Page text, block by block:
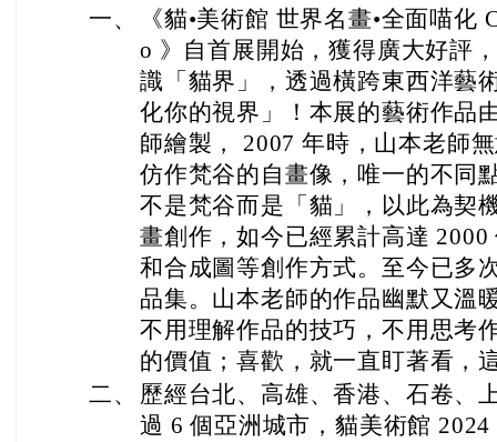
一、
《貓•美術館 世界名畫•全面喵化
o 》自首展開始，獲得廣大好評
識「貓界」，透過橫跨東西洋藝
化你的視界」！本展的藝術作品
師繪製， 2007 年時，山本老師
仿作梵谷的自畫像，唯一的不同
不是梵谷而是「貓」，以此為契
畫創作，如今已經累計高達
和合成圖等創作方式。至今已多
品集。山本老師的作品幽默又溫
不用理解作品的技巧，不用思考
的價值；喜歡，就一直盯著看，
二、
歷經台北、高雄、香港、石卷、
過 6 個亞洲城市，貓美術館